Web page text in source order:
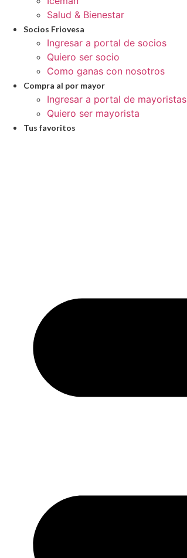
Salud & Bienestar
Socios Friovesa
Ingresar a portal de socios
Quiero ser socio
Como ganas con nosotros
Compra al por mayor
Ingresar a portal de mayoristas
Quiero ser mayorista
Tus favoritos